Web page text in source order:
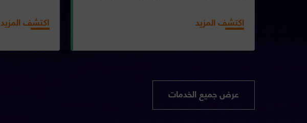
دولية.
اكتشف المزيد اكتشف المزيد
عرض جميع الخدمات